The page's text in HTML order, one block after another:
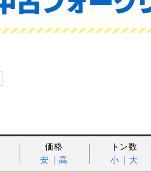
価格
安
高
トン数
小
大